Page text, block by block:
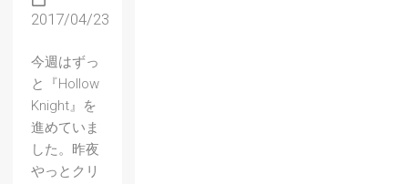
2017/04/23
今週はずっ
と『Hollow
Knight』を
進めていま
した。昨夜
やっとクリ